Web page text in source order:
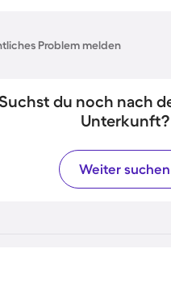
Problem melden
du noch nach
Unterkunft?
Weiter suchen